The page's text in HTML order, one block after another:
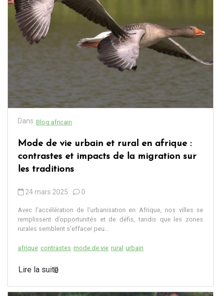
Dans Blog africain
Mode de vie urbain et rural en afrique :
contrastes et impacts de la migration sur
les traditions
24 mars 2025 0
Avec l’accélération de l’urbanisation en Afrique, nos villes se
remplissent d’opportunités et de défis, tandis que les zones
rurales semblent s’effacer peu...
afrique contrastes mode de vie rural urbain
Lire la suite